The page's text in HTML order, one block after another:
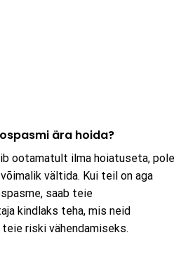
ära hoida?
ootamatult ilma hoiatuseta, pole
vältida. Kui teil on aga
saab teie
kindlaks teha, mis neid
riski vähendamiseks.